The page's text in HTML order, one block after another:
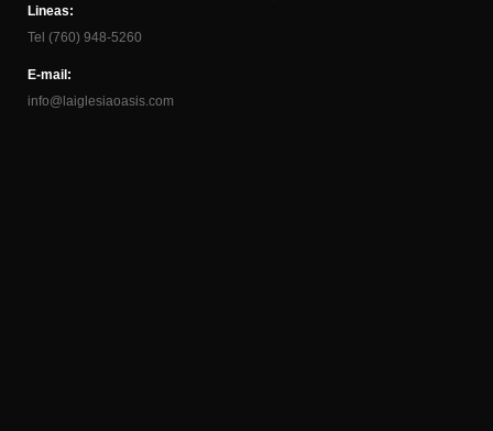
Lineas:
Tel (760) 948-5260
E-mail:
info@laiglesiaoasis.com